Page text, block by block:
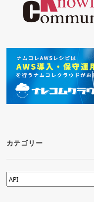
カテゴリー
カ
テ